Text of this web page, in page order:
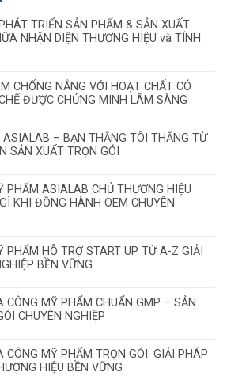
TRIỂN SẢN PHẨM & SẢN XUẤT
NHẬN DIỆN THƯƠNG HIỆU và TÍNH
CHỐNG NẮNG VỚI HOẠT CHẤT CÓ
ĐƯỢC CHỨNG MINH LÂM SÀNG
ASIALAB – BẠN THẮNG TÔI THẮNG TỪ
SẢN XUẤT TRỌN GÓI
PHẨM ASIALAB CHỦ THƯƠNG HIỆU
KHI ĐỒNG HÀNH OEM CHUYÊN
PHẨM HỖ TRỢ START UP TỪ A-Z GIẢI
BỀN VỮNG
CÔNG MỸ PHẨM CHUẨN GMP – SẢN
CHUYÊN NGHIỆP
CÔNG MỸ PHẨM TRỌN GÓI: GIẢI PHÁP
HIỆU BỀN VỮNG